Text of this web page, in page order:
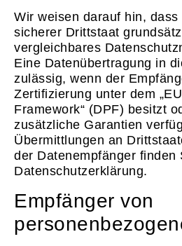
Wir weisen darauf hin, dass
sicherer Drittstaat
vergleichbares
Eine Datenübertragung in
zulässig, wenn der
Zertifizierung unter dem
Framework“ (DPF) besitzt
zusätzliche Garantien
Übermittlungen an
der Datenempfänger finden
Datenschutzerklärung.
Empfänger von